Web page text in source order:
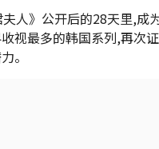
夫人》公开后的28天里,成
视最多的韩国系列,再次
。